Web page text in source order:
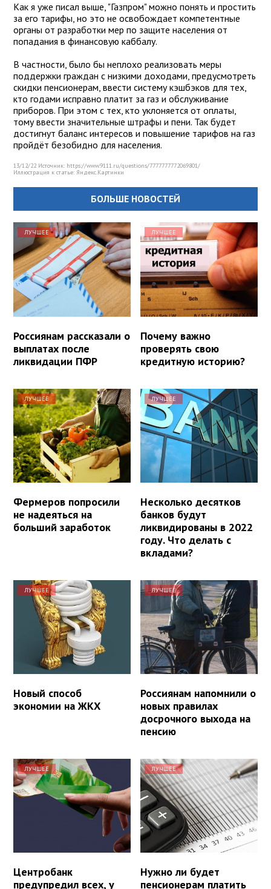
Как я уже писал выше, "Газпром" можно понять и простить
за его тарифы, но это не освобождает компетентные
органы от разработки мер по защите населения от
попадания в финансовую каббалу.
В частности, было бы неплохо реализовать меры
поддержки граждан с низкими доходами, предусмотреть
скидки пенсионерам, ввести систему кэшбэков для тех,
кто годами исправно платит за газ и обслуживание
приборов. При этом с тех, кто уклоняется от оплаты,
тому ввести значительные штрафы и пени. Так будет
достигнут баланс интересов и повышение тарифов на газ
пройдёт безобидно для населения.
13/12/22 Источник: https://www.9111.ru/questions/7777777772069801/
Иллюстрация к статье: Яндекс.Картинки
БОЛЬШЕ НОВОСТЕЙ
ЛУЧШЕЕ
Россиянам рассказали о
выплатах после
ликвидации ПФР
ЛУЧШЕЕ
Почему важно
проверять свою
кредитную историю?
ЛУЧШЕЕ
Фермеров попросили
не надеяться на
больший заработок
ЛУЧШЕЕ
Несколько десятков
банков будут
ликвидированы в 2022
году. Что делать с
вкладами?
ЛУЧШЕЕ
Новый способ
экономии на ЖКХ
ЛУЧШЕЕ
Россиянам напомнили о
новых правилах
досрочного выхода на
пенсию
ЛУЧШЕЕ
Центробанк
предупредил всех, у
ЛУЧШЕЕ
Нужно ли будет
пенсионерам платить